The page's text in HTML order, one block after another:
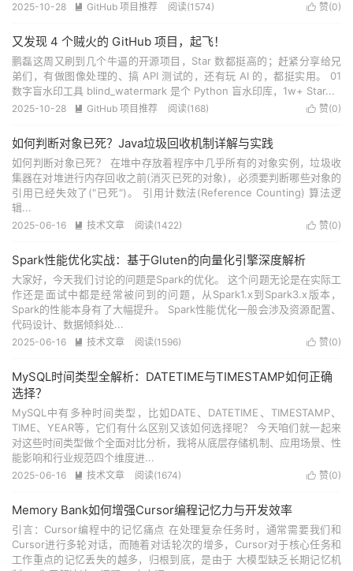
 赞(0)
2025-10-28  GitHub 项目推荐 阅读(1574)
又发现 4 个贼火的 GitHub 项目，起飞！
鹏磊这周又刷到几个牛逼的开源项目，Star 数都挺高的；赶紧分享给兄
弟们，有做图像处理的、搞 API 测试的，还有玩 AI 的，都挺实用。 01
数字盲水印工具 blind_watermark 是个 Python 盲水印库，1w+ Star...
 赞(0)
2025-10-28  GitHub 项目推荐 阅读(168)
如何判断对象已死？Java垃圾回收机制详解与实践
如何判断对象已死？ 在堆中存放着程序中几乎所有的对象实例，垃圾收
集器在对堆进行内存回收之前(消灭已死的对象)，必须要判断哪些对象的
引用已经失效了("已死")。 引用计数法(Reference Counting) 算法逻
辑...
 赞(0)
2025-06-16  技术文章 阅读(1422)
Spark性能优化实战：基于Gluten的向量化引擎深度解析
大家好，今天我们讨论的问题是Spark的优化。 这个问题无论是在实际工
作还是面试中都是经常被问到的问题，从Spark1.x到Spark3.x版本，
Spark的性能本身有了大幅提升。 Spark性能优化一般会涉及资源配置、
代码设计、数据倾斜处...
 赞(0)
2025-06-16  技术文章 阅读(1596)
MySQL时间类型全解析：DATETIME与TIMESTAMP如何正确
选择？
MySQL中有多种时间类型，比如DATE、DATETIME、TIMESTAMP、
TIME、YEAR等，它们有什么区别又该如何选择呢？ 今天咱们就一起来
对这些时间类型做个全面对比分析，我将从底层存储机制、应用场景、性
能影响和行业规范四个维度进...
 赞(0)
2025-06-16  技术文章 阅读(1674)
Memory Bank如何增强Cursor编程记忆力与开发效率
引言：Cursor编程中的记忆痛点 在处理复杂任务时，通常需要我们和
Cursor进行多轮对话，而随着对话轮次的增多，Cursor对于核心任务和
工作重点的记忆丢失的越多，归根到底，是由于 大模型缺乏长期记忆机